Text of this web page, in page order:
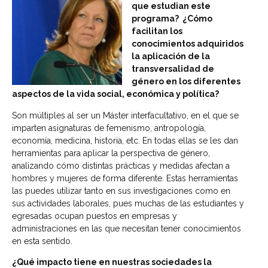
que estudian este
programa? ¿Cómo
facilitan los
conocimientos adquiridos
la aplicación de la
transversalidad de
género en los diferentes
aspectos de la vida social, económica y política?
Son múltiples al ser un Máster interfacultativo, en el que se
imparten asignaturas de femenismo, antropología,
economía, medicina, historia, etc. En todas ellas se les dan
herramientas para aplicar la perspectiva de género,
analizando cómo distintas prácticas y medidas afectan a
hombres y mujeres de forma diferente. Estas herramientas
las puedes utilizar tanto en sus investigaciones como en
sus actividades laborales, pues muchas de las estudiantes y
egresadas ocupan puestos en empresas y
administraciones en las que necesitan tener conocimientos
en esta sentido.
¿Qué impacto tiene en nuestras sociedades la